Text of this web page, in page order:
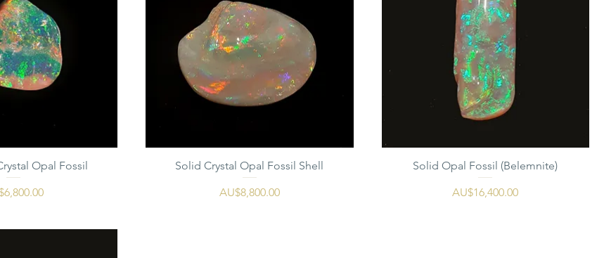
Opal Fossil
Solid Crystal Opal Fossil Shell
가격
AU$8,800.00
Solid Opal Fossil (Belemnite)
가격
AU$16,400.00